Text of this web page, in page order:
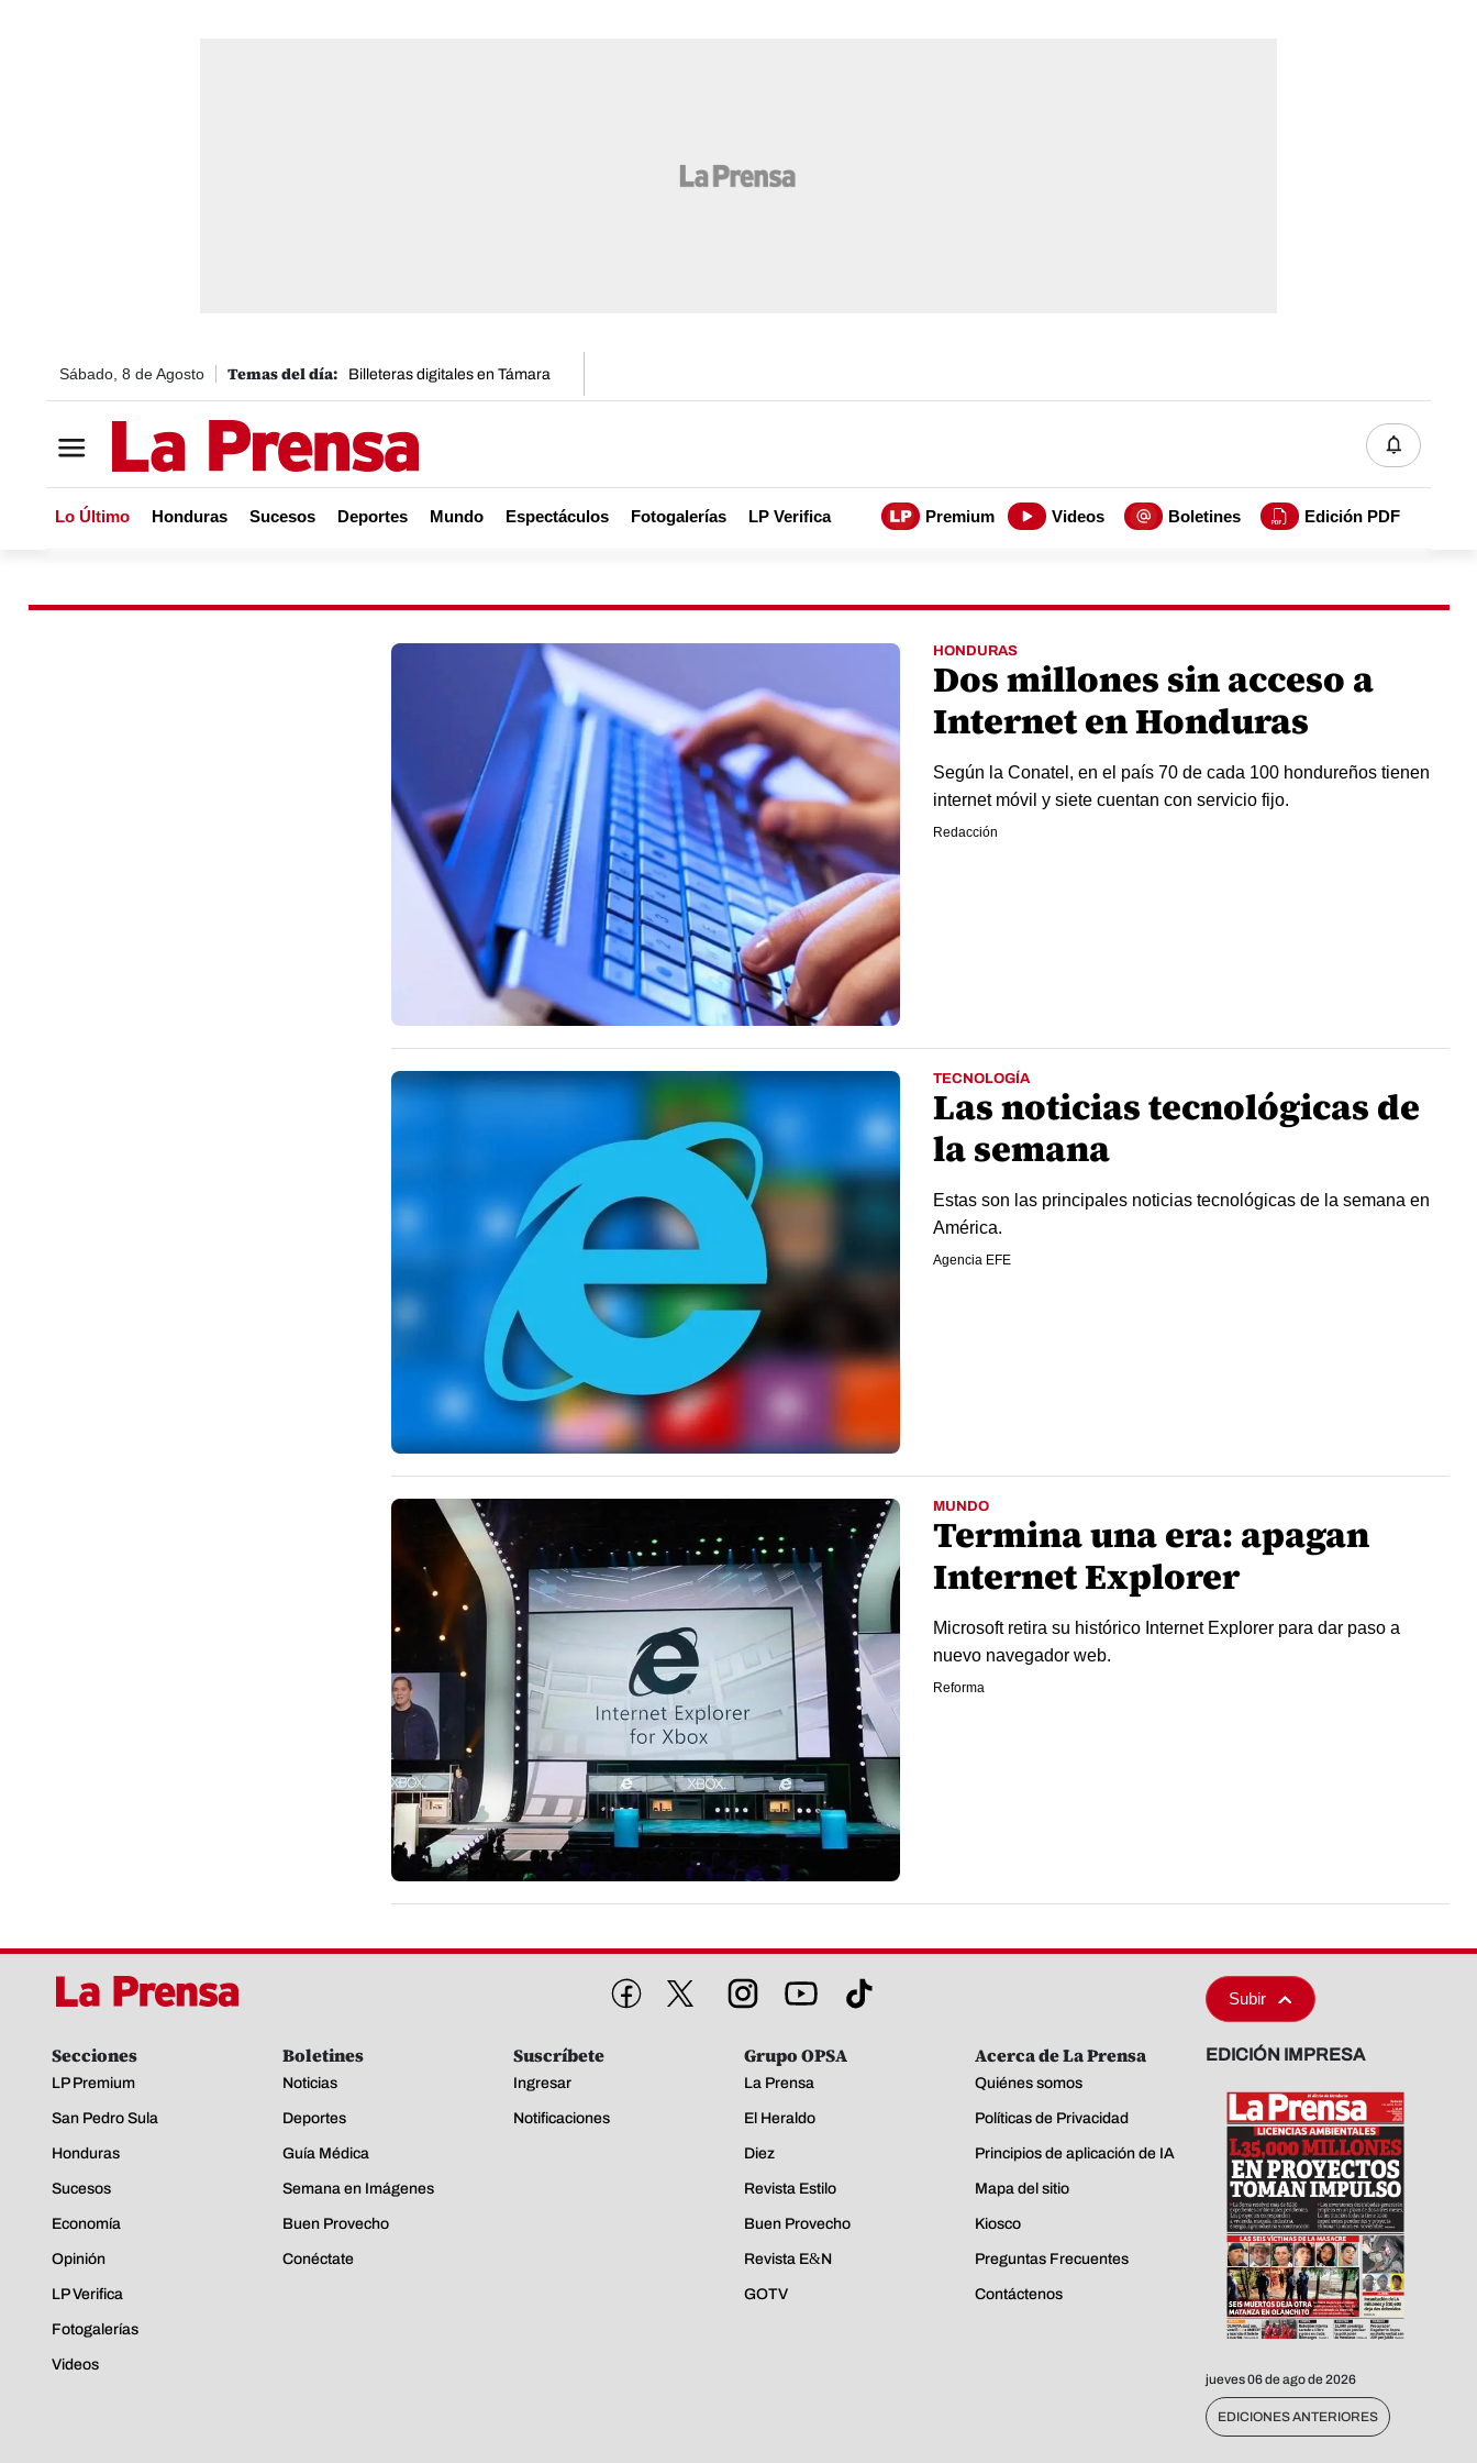
Sábado, 8 de Agosto Billeteras digitales en Támara
Lo Último Honduras Sucesos Deportes Mundo Espectáculos Fotogalerías LP Verifica Premium Videos Boletines Edición PDF
HONDURAS
Dos millones sin acceso a
Internet en Honduras
Según la Conatel, en el país 70 de cada 100 hondureños tienen
internet móvil y siete cuentan con servicio fijo.
Redacción
TECNOLOGÍA
Las noticias tecnológicas de
la semana
Estas son las principales noticias tecnológicas de la semana en
América.
Agencia EFE
MUNDO
Termina una era: apagan
Internet Explorer
Microsoft retira su histórico Internet Explorer para dar paso a
nuevo navegador web.
Reforma
Subir
Secciones
LP Premium
San Pedro Sula
Honduras
Sucesos
Economía
Opinión
LP Verifica
Fotogalerías
Videos
Boletines
Noticias
Deportes
Guía Médica
Semana en Imágenes
Buen Provecho
Conéctate
Suscríbete
Ingresar
Notificaciones
Grupo OPSA
La Prensa
El Heraldo
Diez
Revista Estilo
Buen Provecho
Revista E&N
GOTV
Acerca de La Prensa
Quiénes somos
Políticas de Privacidad
Principios de aplicación de IA
Mapa del sitio
Kiosco
Preguntas Frecuentes
Contáctenos
EDICIÓN IMPRESA
jueves 06 de ago de 2026
EDICIONES ANTERIORES